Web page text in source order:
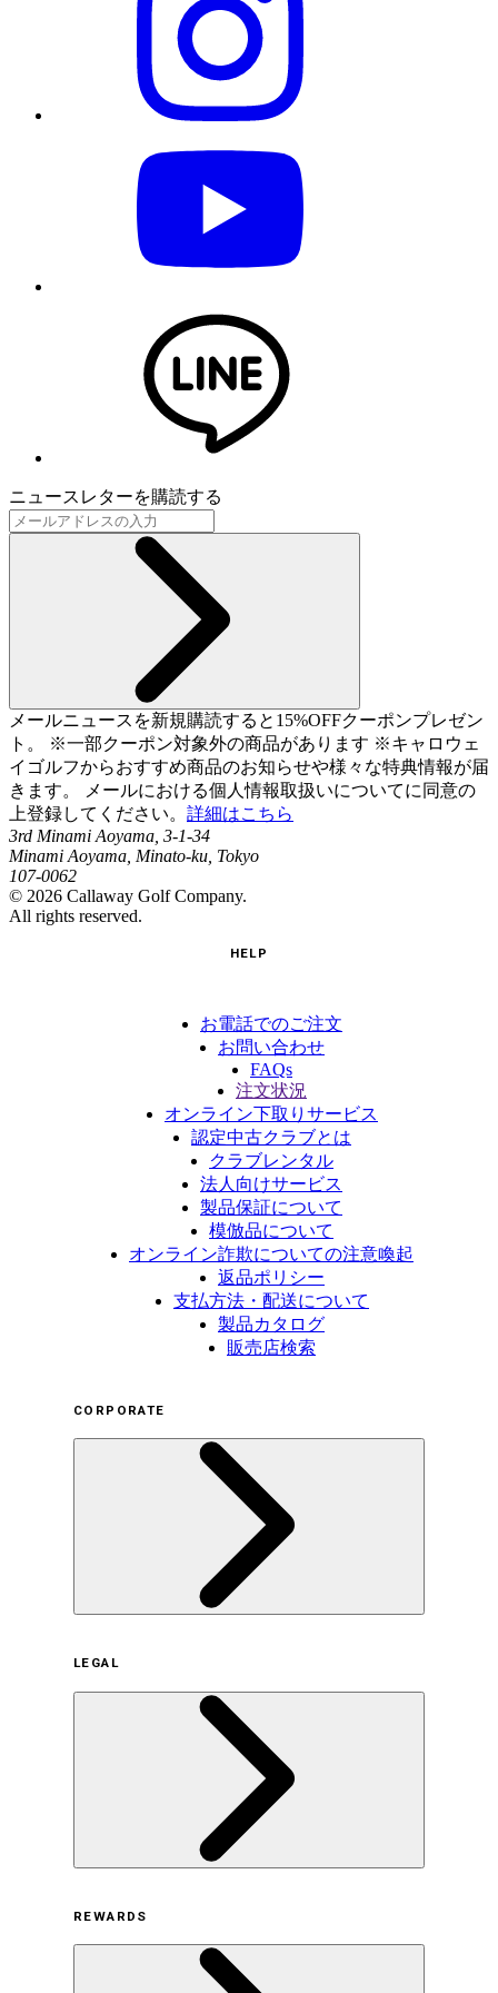
ニュースレターを購読する
メールニュースを新規購読すると15%OFFクーポンプレゼン
ト。 ※一部クーポン対象外の商品があります ※キャロウェ
イゴルフからおすすめ商品のお知らせや様々な特典情報が届
きます。 メールにおける個人情報取扱いについてに同意の
上登録してください。 詳細はこちら
3rd Minami Aoyama, 3-1-34
Minami Aoyama, Minato-ku, Tokyo
107-0062
© 2026 Callaway Golf Company.
All rights reserved.
HELP
お電話でのご注文
お問い合わせ
FAQs
注文状況
オンライン下取りサービス
認定中古クラブとは
クラブレンタル
法人向けサービス
製品保証について
模倣品について
オンライン詐欺についての注意喚起
返品ポリシー
支払方法・配送について
製品カタログ
販売店検索
CORPORATE
サステナビリティの取り組み（日本）
サステナビリティの取り組み（米国/英語）
ヒストリー
採用情報
LEGAL
オンラインストア利用規約
プライバシーポリシー
特定商取引法に基づく表示
REWARDS